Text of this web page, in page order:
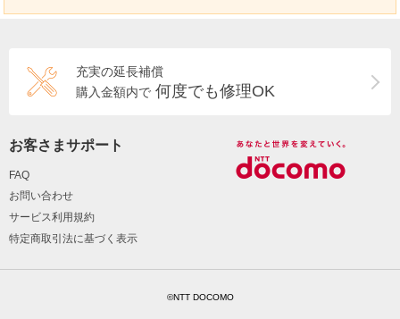
充実の延長補償
購入金額内で 何度でも修理OK
お客さまサポート
FAQ
お問い合わせ
サービス利用規約
特定商取引法に基づく表示
©NTT DOCOMO